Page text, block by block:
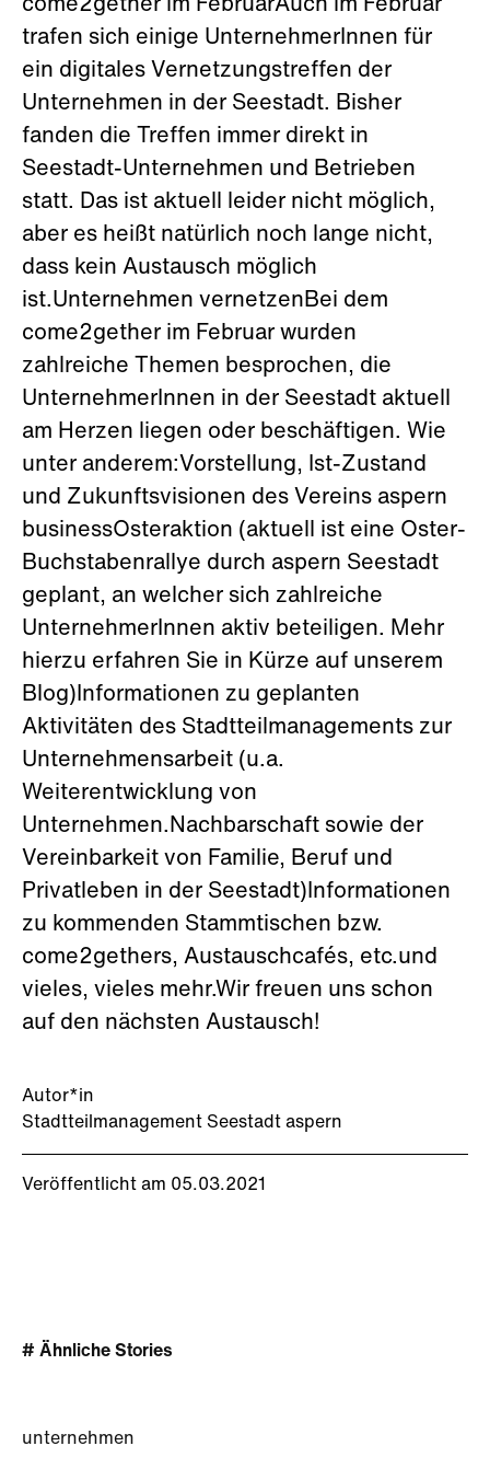
Autor*in
Stadtteilmanagement Seestadt aspern
Veröffentlicht am 05.03.2021
come2gether im FebruarAuch im Februar
trafen sich einige UnternehmerInnen für
ein digitales Vernetzungstreffen der
Unternehmen in der Seestadt. Bisher
fanden die Treffen immer direkt in
Seestadt-Unternehmen und Betrieben
statt. Das ist aktuell leider nicht möglich,
aber es heißt natürlich noch lange nicht,
dass kein Austausch möglich
ist.Unternehmen vernetzenBei dem
come2gether im Februar wurden
zahlreiche Themen besprochen, die
UnternehmerInnen in der Seestadt aktuell
am Herzen liegen oder beschäftigen. Wie
unter anderem:Vorstellung, Ist-Zustand
und Zukunftsvisionen des Vereins aspern
businessOsteraktion (aktuell ist eine Oster-
Buchstabenrallye durch aspern Seestadt
geplant, an welcher sich zahlreiche
UnternehmerInnen aktiv beteiligen. Mehr
hierzu erfahren Sie in Kürze auf unserem
Blog)Informationen zu geplanten
Aktivitäten des Stadtteilmanagements zur
Unternehmensarbeit (u.a.
Weiterentwicklung von
Unternehmen.Nachbarschaft sowie der
Vereinbarkeit von Familie, Beruf und
Privatleben in der Seestadt)Informationen
zu kommenden Stammtischen bzw.
come2gethers, Austauschcafés, etc.und
vieles, vieles mehr.Wir freuen uns schon
auf den nächsten Austausch!
# Ähnliche Stories
unternehmen